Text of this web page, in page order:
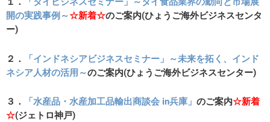
開の実践事例～☆新着☆のご案内(ひょうご海外ビジネスセンタ
ー)
２．
「インドネシアビジネスセミナー」～未来を拓く、インド
ネシア人材の活用～のご案内(ひょうご海外ビジネスセンター)
３． 「水産品・水産加工品輸出商談会 in兵庫」 のご案内☆新着
☆(ジェトロ神戸)